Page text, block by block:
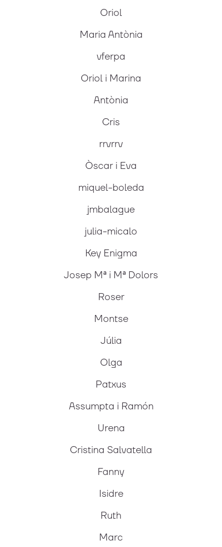
Oriol
Maria Antònia
vferpa
Oriol i Marina
Antònia
Cris
rrvrrv
Òscar i Eva
miquel-boleda
jmbalague
julia-micalo
Key Enigma
Josep Mª i Mª Dolors
Roser
Montse
Júlia
Olga
Patxus
Assumpta i Ramón
Urena
Cristina Salvatella
Fanny
Isidre
Ruth
Marc